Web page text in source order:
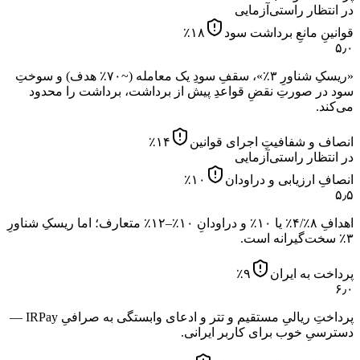
در انتظار راستی‌آزمایی
قوانینِ مانعِ برداشت سود
۱۸٪
۵٫۰
«ریسکِ شناورِ ۳٪»، سقفِ سودِ یک معامله (~۷۰٪ هدف) و سوختِ
سود در صورتِ نقضِ قواعدِ پیش از برداشت، برداشت را محدود
می‌کند.
انصاف و شفافیتِ اجرای قوانین ۱۴٪
در انتظار راستی‌آزمایی
انصافِ ارزیابی و دراودان
۱۰٪
۵٫۵
اهدافِ ۸٪/۴٪ یا ۱۰٪ و دراودانِ ۱۰٪–۱۲٪ متعارف؛ اما ریسکِ شناورِ
۳٪ سخت‌گیرانه است.
پرداخت به ایران ۹٪
۶٫۰
پرداختِ ریالیِ مستقیم و تتر و ادعای وابستگی به صرافیِ IRPay —
دسترسیِ خوب برای کاربر ایرانی.